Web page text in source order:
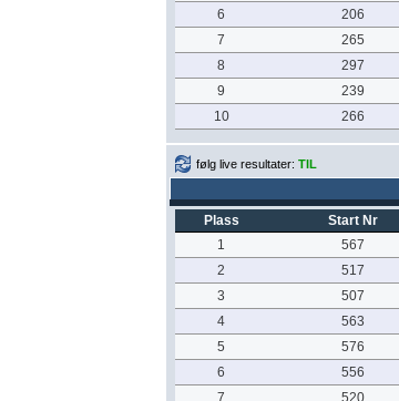
6
206
7
265
8
297
9
239
10
266
følg live resultater: TIL
Plass Start Nr
1
567
2
517
3
507
4
563
5
576
6
556
7
520